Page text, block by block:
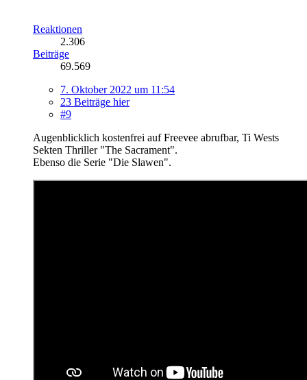
Reaktionen
2.306
Beiträge
69.569
7. Oktober 2022 um 11:54
23 Beiträge hier
#9
Augenblicklich kostenfrei auf Freevee abrufbar, Ti Wests
Sekten Thriller "The Sacrament".
Ebenso die Serie "Die Slawen".